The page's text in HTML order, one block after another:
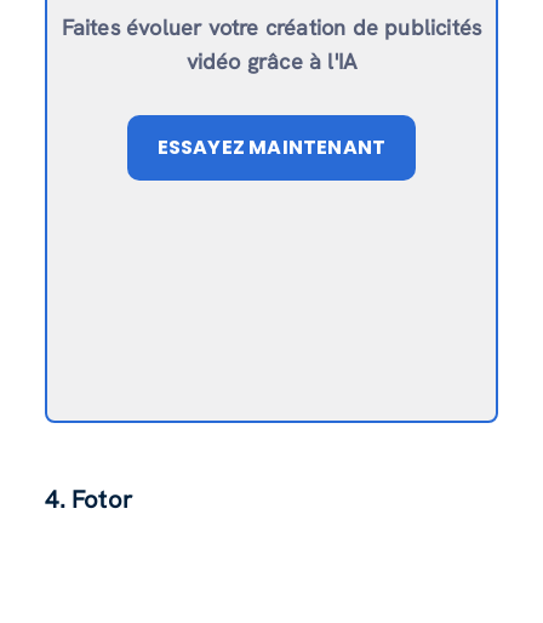
Faites évoluer votre création de publicités
vidéo grâce à l'IA
ESSAYEZ MAINTENANT
4. Fotor